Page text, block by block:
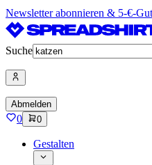
Newsletter abonnieren & 5-€-
Suche
Abmelden
0 0
Gestalten